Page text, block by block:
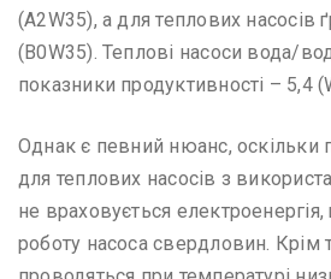
(A2W35), а для теплових насосів
(B0W35). Теплові насоси вода/
показники продуктивності – 5,4
Однак є певний нюанс, оскільки
для теплових насосів з
не враховується
роботу насоса свердловин. Крім